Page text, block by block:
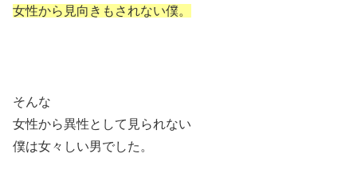
女性から見向きもされない僕。
そんな
女性から異性として見られない
僕は女々しい男でした。